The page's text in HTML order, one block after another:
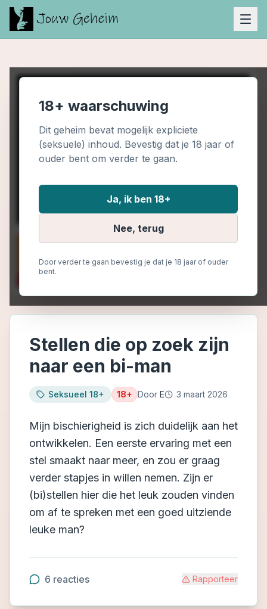
18+ waarschuwing
Dit geheim bevat mogelijk expliciete
(seksuele) inhoud. Bevestig dat je 18 jaar of
ouder bent om verder te gaan.
Ja, ik ben 18+
Nee, terug
Door verder te gaan bevestig je dat je 18 jaar of ouder
bent.
Stellen die op zoek zijn
naar een bi-man
Seksueel 18+ 18+ Door E 3 maart 2026
Mijn bischierigheid is zich duidelijk aan het
ontwikkelen. Een eerste ervaring met een
stel smaakt naar meer, en zou er graag
verder stapjes in willen nemen. Zijn er
(bi)stellen hier die het leuk zouden vinden
om af te spreken met een goed uitziende
leuke man?
6 reacties Rapporteer